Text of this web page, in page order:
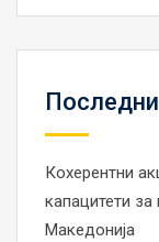
Последни
Кохерентни
капацитети
Македонија